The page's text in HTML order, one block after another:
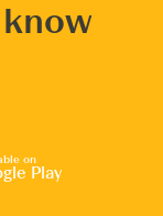
on
Play